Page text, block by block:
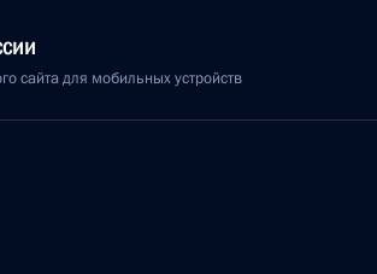
сайта для мобильных устройств